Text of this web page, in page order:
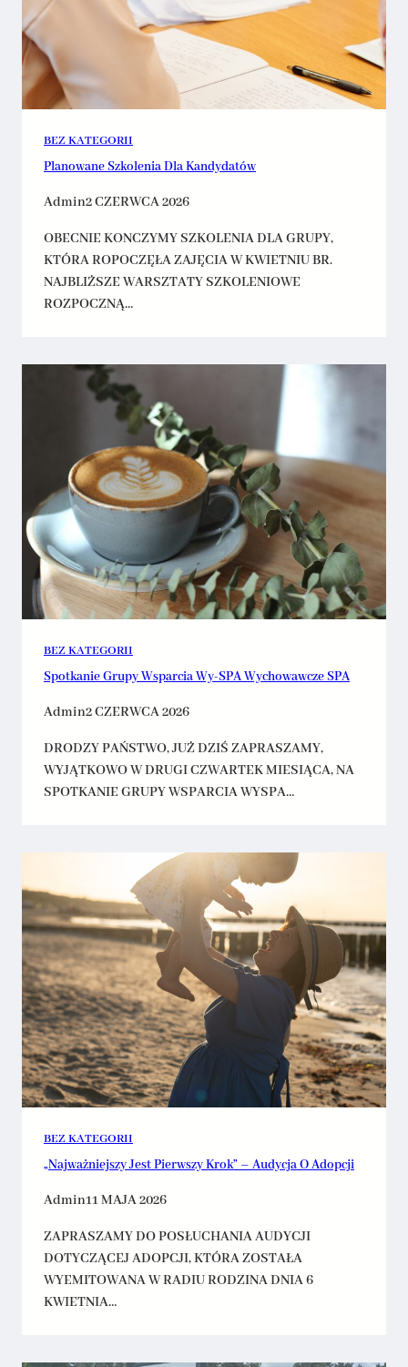
BEZ KATEGORII
Planowane Szkolenia Dla Kandydatów
Admin2 CZERWCA 2026
OBECNIE KONCZYMY SZKOLENIA DLA GRUPY,
KTÓRA ROPOCZĘŁA ZAJĘCIA W KWIETNIU BR.
NAJBLIŻSZE WARSZTATY SZKOLENIOWE
ROZPOCZNĄ…
BEZ KATEGORII
Spotkanie Grupy Wsparcia Wy-SPA Wychowawcze SPA
Admin2 CZERWCA 2026
DRODZY PAŃSTWO, JUŻ DZIŚ ZAPRASZAMY,
WYJĄTKOWO W DRUGI CZWARTEK MIESIĄCA, NA
SPOTKANIE GRUPY WSPARCIA WYSPA…
BEZ KATEGORII
„Najważniejszy Jest Pierwszy Krok” – Audycja O Adopcji
Admin11 MAJA 2026
ZAPRASZAMY DO POSŁUCHANIA AUDYCJI
DOTYCZĄCEJ ADOPCJI, KTÓRA ZOSTAŁA
WYEMITOWANA W RADIU RODZINA DNIA 6
KWIETNIA…